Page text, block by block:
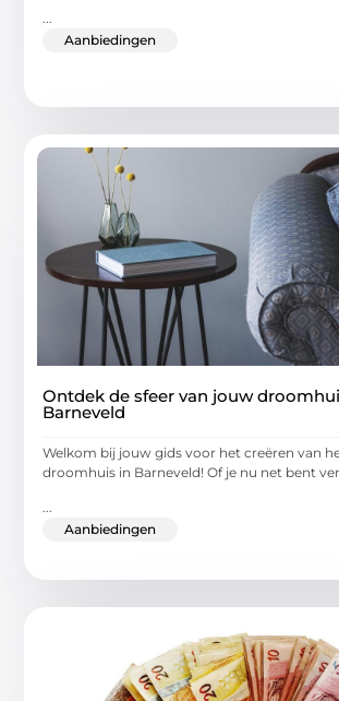
Aanbiedingen
Ontdek de sfeer van jouw
Barneveld
Welkom bij jouw gids voor het creëren van
droomhuis in Barneveld! Of je nu net bent
...
Aanbiedingen